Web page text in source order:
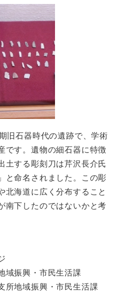
旧石器時代の遺跡で、学術
です。遺物の細石器に特徴
土する彫刻刀は芹沢長介氏
と命名されました。この彫
北海道に広く分布すること
南下したのではないかと考
域振興・市民生活課
所地域振興・市民生活課